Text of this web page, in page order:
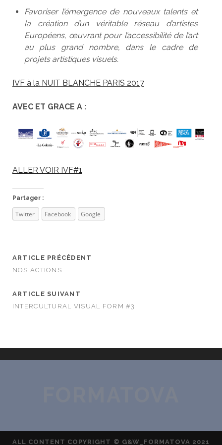
Favoriser l’émergence de nouveaux talents et
la création d’un véritable réseau d’artistes
Européens, œuvrant pour l’accessibilité de l’art
au plus grand nombre, dans le cadre de
projets artistiques visuels.
IVF à la NUIT BLANCHE PARIS 2017
AVEC ET GRACE A :
ALLER VOIR IVF#1
Partager :
Twitter Facebook Google
ARTICLE PRÉCÉDENT
NOS ACTIONS
ARTICLE SUIVANT
INTERCULTURAL VISUAL FORM #3
ALL CONTENT COPYRIGHT © G&W_FORMATOVA 2021